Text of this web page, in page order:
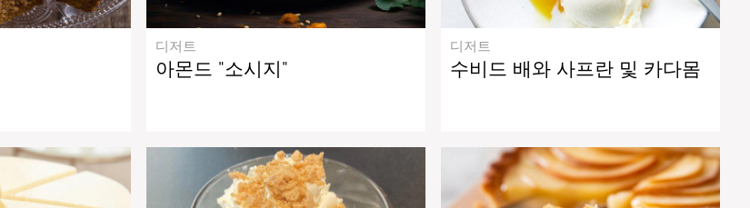
디저트
아몬드 "소시지"
디저트
수비드 배와 사프란 및 카다몸